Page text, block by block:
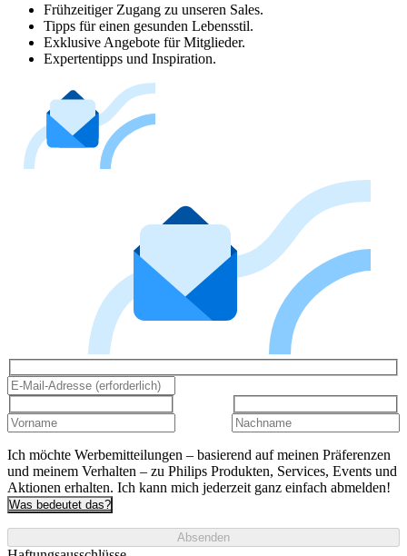
Frühzeitiger Zugang zu unseren Sales.
Tipps für einen gesunden Lebensstil.
Exklusive Angebote für Mitglieder.
Expertentipps und Inspiration.
Ich möchte Werbemitteilungen – basierend auf meinen Präferenzen
und meinem Verhalten – zu Philips Produkten, Services, Events und
Aktionen erhalten. Ich kann mich jederzeit ganz einfach abmelden!
Was bedeutet das?
Absenden